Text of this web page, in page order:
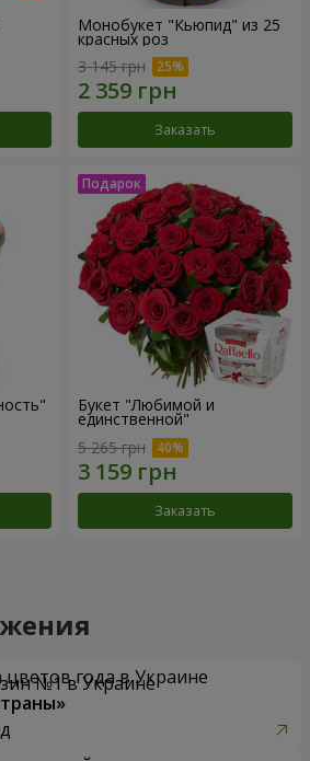
Монобукет "Кьюпид" из 25
красных роз
3 145 грн
Заказать
Букет "Любимой и
единственной"
5 265 грн
Заказать
цветов года в Украине